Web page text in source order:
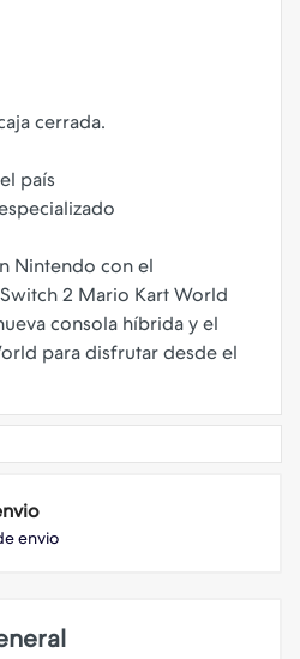
cerrada.
país
Nintendo con el
2 Mario Kart World
consola híbrida y el
para disfrutar desde el
envio